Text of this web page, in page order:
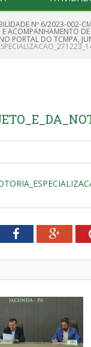
Nº 6/2023-002-
ACOMPANHAMENTO
PORTAL DO TCMPA,
Facebook